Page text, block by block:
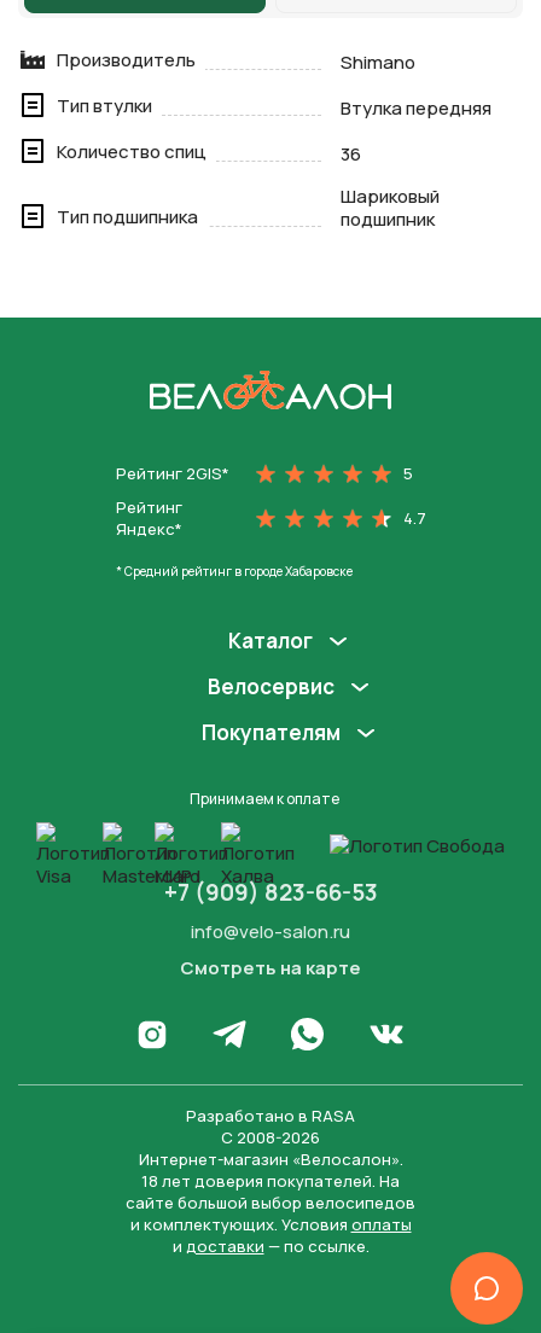
Производитель
Shimano
Тип втулки
Втулка передняя
Количество спиц
36
Тип подшипника
Шариковый
подшипник
Рейтинг 2GIS*
5
Рейтинг
Яндекс*
4.7
* Средний рейтинг в городе Хабаровске
Каталог
Велосервис
Покупателям
Принимаем к оплате
+7 (909) 823-66-53
info@velo-salon.ru
Смотреть на карте
Перейти в Инстаграм
Написать в Телеграм
Написать в WhatsApp
Перейти во
Разработано в RASA
С 2008-2026
Интернет-магазин «Велосалон».
18 лет доверия покупателей. На
сайте большой выбор велосипедов
и комплектующих. Условия оплаты
и доставки — по ссылке.